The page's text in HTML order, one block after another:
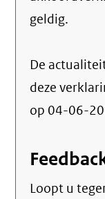
geldig.
De
deze
op 04-06-
Loopt u